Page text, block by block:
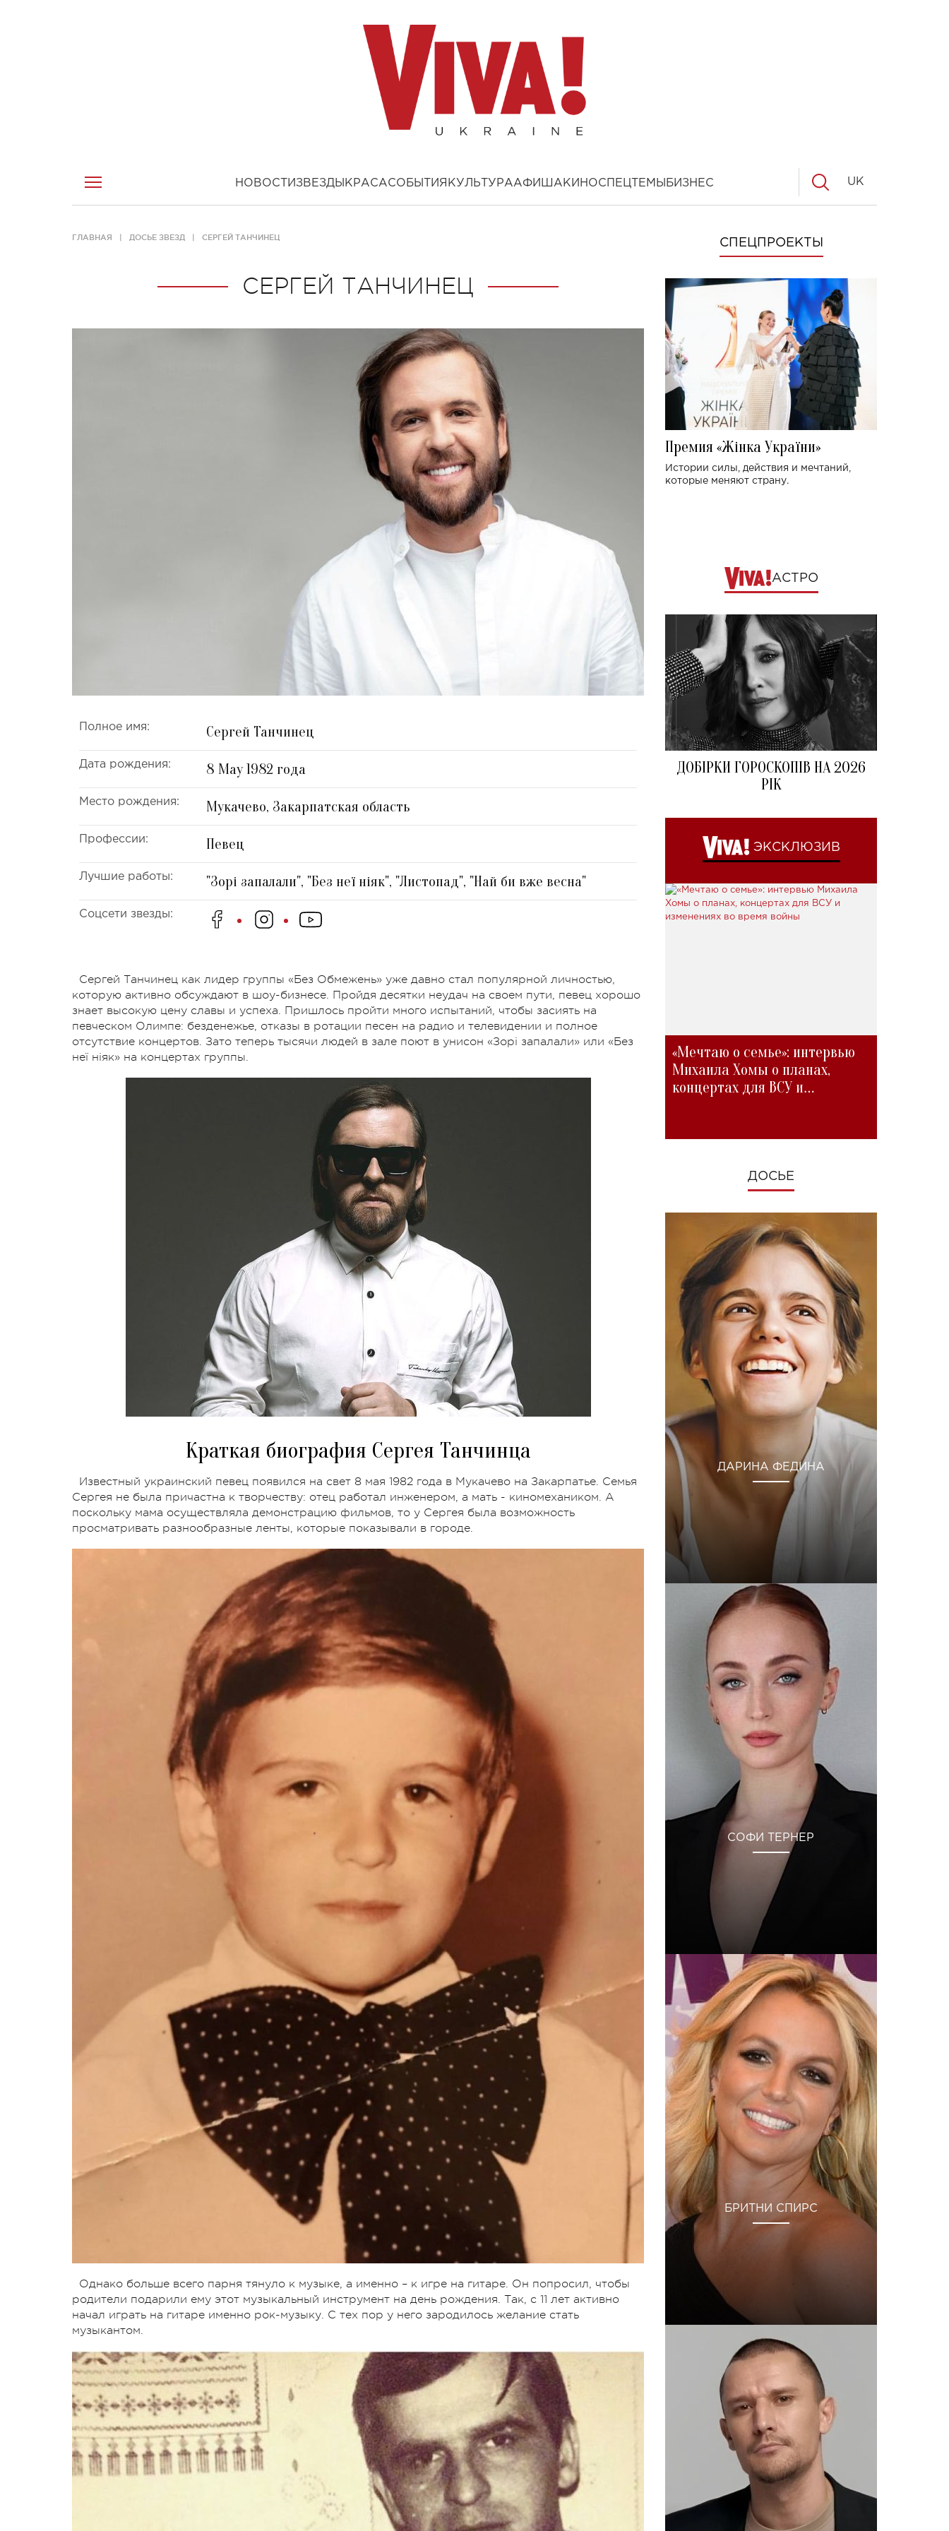
НОВОСТИ ЗВЕЗДЫ КРАСАСОБЫТИЯ КУЛЬТУРААФИША КИНОСПЕЦТЕМЫ БИЗНЕС UK
ГЛАВНАЯ ДОСЬЕ ЗВЕЗД СЕРГЕЙ ТАНЧИНЕЦ
СЕРГЕЙ ТАНЧИНЕЦ
Полное имя: Сергей Танчинец
Дата рождения: 8 May 1982 года
Место рождения: Мукачево, Закарпатская область
Профессии: Певец
Лучшие работы: "Зорі запалали", "Без неї ніяк", "Листопад", "Най би вже весна"
Соцсети звезды:
Сергей Танчинец как лидер группы «Без Обмежень» уже давно стал популярной личностью,
которую активно обсуждают в шоу-бизнесе. Пройдя десятки неудач на своем пути, певец хорошо
знает высокую цену славы и успеха. Пришлось пройти много испытаний, чтобы засиять на
певческом Олимпе: безденежье, отказы в ротации песен на радио и телевидении и полное
отсутствие концертов. Зато теперь тысячи людей в зале поют в унисон «Зорі запалали» или «Без
неї ніяк» на концертах группы.
Краткая биография Сергея Танчинца
Известный украинский певец появился на свет 8 мая 1982 года в Мукачево на Закарпатье. Семья
Сергея не была причастна к творчеству: отец работал инженером, а мать - киномехаником. А
поскольку мама осуществляла демонстрацию фильмов, то у Сергея была возможность
просматривать разнообразные ленты, которые показывали в городе.
Однако больше всего парня тянуло к музыке, а именно – к игре на гитаре. Он попросил, чтобы
родители подарили ему этот музыкальный инструмент на день рождения. Так, с 11 лет активно
начал играть на гитаре именно рок-музыку. С тех пор у него зародилось желание стать
музыкантом.
СПЕЦПРОЕКТЫ
Премия «Жінка України»
Истории силы, действия и мечтаний,
которые меняют страну.
АСТРО
ДОБІРКИ ГОРОСКОПІВ НА 2026
РІК
ЭКСКЛЮЗИВ
«Мечтаю о семье»: интервью
Михаила Хомы о планах,
концертах для ВСУ и
ДОСЬЕ
ДАРИНА ФЕДИНА
СОФИ ТЕРНЕР
БРИТНИ СПИРС